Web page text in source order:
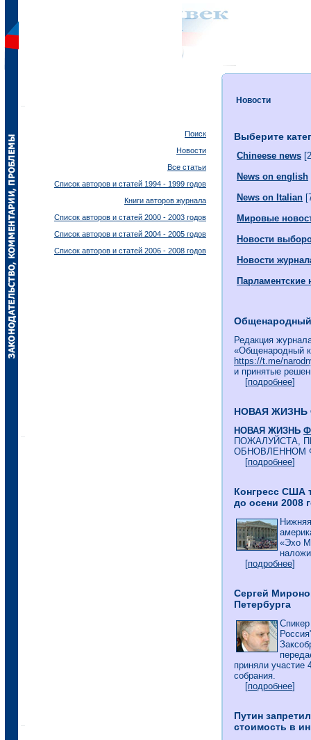
Поиск
Новости
Все статьи
Список авторов и статей 1994 - 1999 годов
Книги авторов журнала
Список авторов и статей 2000 - 2003 годов
Список авторов и статей 2004 - 2005 годов
Список авторов и статей 2006 - 2008 годов
Новости
Выберите
Chineese news
News on english
News on Italian
Мировые
Новости
Новости
Парламентские
Редакция
«Общенародный
https://t.me/
и принятые
[подробнее]
НОВАЯ
НОВАЯ ЖИЗНЬ
ПОЖАЛУЙСТА,
ОБНОВЛЕННОМ
[подробнее]
Конгресс США
до осени 2008
«Эхо
[подробнее]
Сергей
Петербурга
приняли участие
собрания.
[подробнее]
Путин
стоимость в